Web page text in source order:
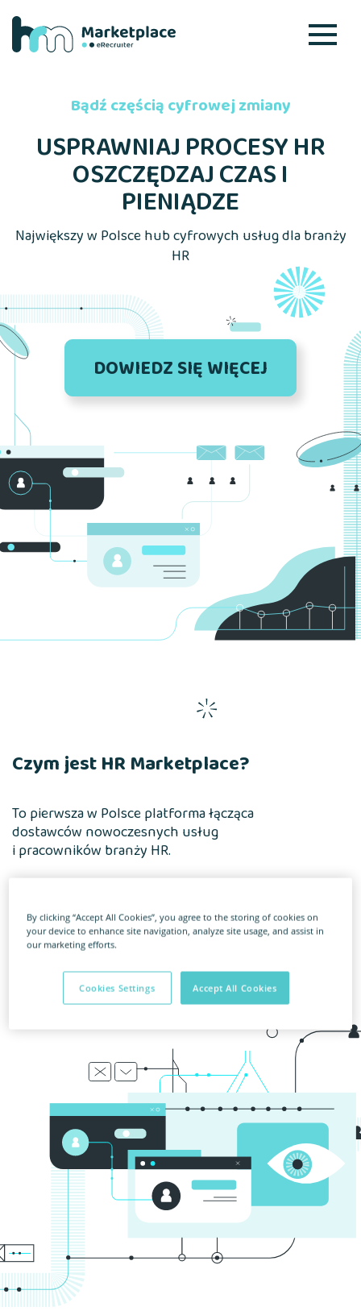
Bądź częścią cyfrowej zmiany
USPRAWNIAJ PROCESY HR
OSZCZĘDZAJ CZAS I
PIENIĄDZE
Największy w Polsce hub cyfrowych usług dla branży
HR
DOWIEDZ SIĘ WIĘCEJ
Czym jest HR Marketplace?
To pierwsza w Polsce platforma łącząca
dostawców nowoczesnych usług
i pracowników branży HR.
wszystkie procesy związane z cyklem życia
pracownika. Ekosystem, który jest elastyczny,
a jego rozwiązania można dowolnie łączyć
i dopasowywać do swoich potrzeb. Wraz
z naszymi partnerami i klientami zmieniamy
świat pracy na lepsze. Dołącz do nas.
By clicking “Accept All Cookies”, you agree to the storing of cookies on
your device to enhance site navigation, analyze site usage, and assist in
our marketing efforts.
Accept All Cookies
Cookies Settings